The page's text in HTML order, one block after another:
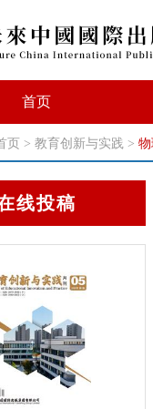
首页
页 > 教育创新与实践 >
线投稿